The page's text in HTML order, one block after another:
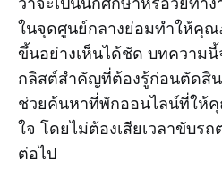
ในจุดศูนย์กลางย่อมทำให้คุ
ขึ้นอย่างเห็นได้ชัด บทความ
กลิสต์สำคัญที่ต้องรู้ก่อนตัดสิ
ช่วยค้นหาที่พักออนไลน์ที่ให้คุ
ใจ โดยไม่ต้องเสียเวลาขับร
ต่อไป